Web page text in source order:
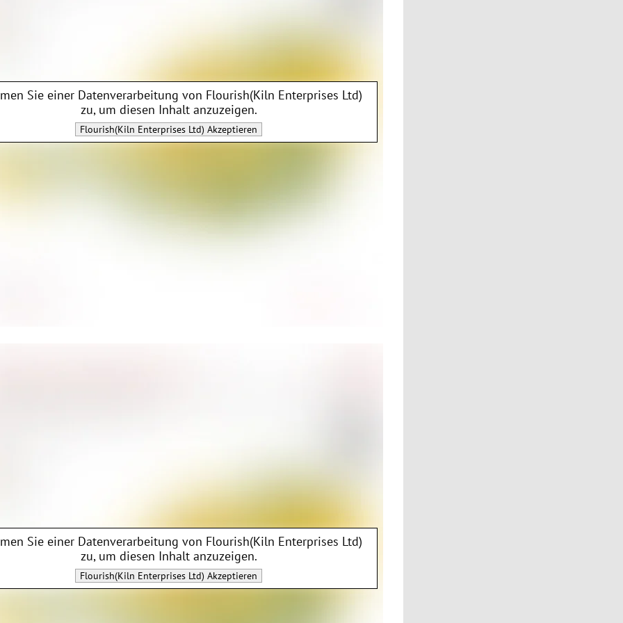
Sie einer Datenverarbeitung von Flourish(Kiln Enterprises Ltd)
zu, um diesen Inhalt anzuzeigen.
Flourish(Kiln Enterprises Ltd) Akzeptieren
Sie einer Datenverarbeitung von Flourish(Kiln Enterprises Ltd)
zu, um diesen Inhalt anzuzeigen.
Flourish(Kiln Enterprises Ltd) Akzeptieren